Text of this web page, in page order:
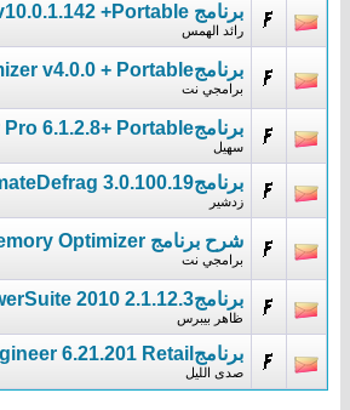
برنامج Registry Mechanic v10.0.1.142 +Portable لتحسين أداء النظام
رائد الهمس
برنامجAshampoo Photo Optimizer v4.0.0 + Portable لتحسين جودة الصور
برامجي نت
برنامجPC Optimizer Pro 6.1.2.8+ Portable لتحسين اداء جهازك
سهيل
برنامجUltimateDefrag 3.0.100.19 لتحسين أداء محرك القرص
زدشير
شرح برنامج Magic Memory Optimizer لتحسين وضبط ذاكرة النظام وتسريع رامات بالصورة
برامجي نت
برنامجUniblue PowerSuite 2010 2.1.12.3 لتحسين أداء الكمبيوتر
ظاهر بيبرس
برنامجWise PC Engineer 6.21.201 Retail لتحسين أداء جهازك
صدى الليل